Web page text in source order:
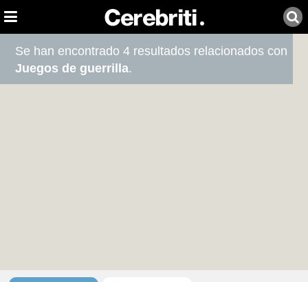
Se han encontrado 4 resultados relacionados con
Juegos de guerrilla.